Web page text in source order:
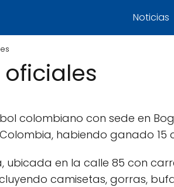
Noticias
oficiales
colombiano con sede en
habiendo ganado
en la calle 85 con
camisetas, gorras,